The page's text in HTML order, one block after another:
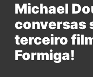
Michael
conversas
terceiro
Formiga!